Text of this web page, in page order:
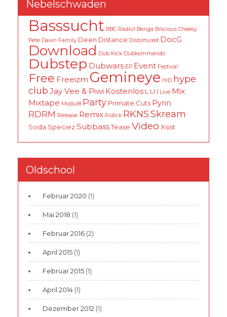
Nebelschwaden
Basssucht BBC Radio1 Benga Bilicious Cheesy
Pete Dawn Family Deen Distance Distortured DocG
Download Dub Kick Dubkommando
Dubstep Dubwars EP Event Festival
Free Freeizm Gemineye HID hype
club Jay Vee & Piwi Kostenlos L.U.I Live Mix
Mixtape Modul8 Party Primate Cuts Pyrin
RDRM Release Remix Ridick RKNSSkream
Soda SpeciezSubbassTease Video Xsist
Oldschool
Februar 2020 (1)
Mai 2018 (1)
Februar 2016 (2)
April 2015 (1)
Februar 2015 (1)
April 2014 (1)
Dezember 2012 (1)